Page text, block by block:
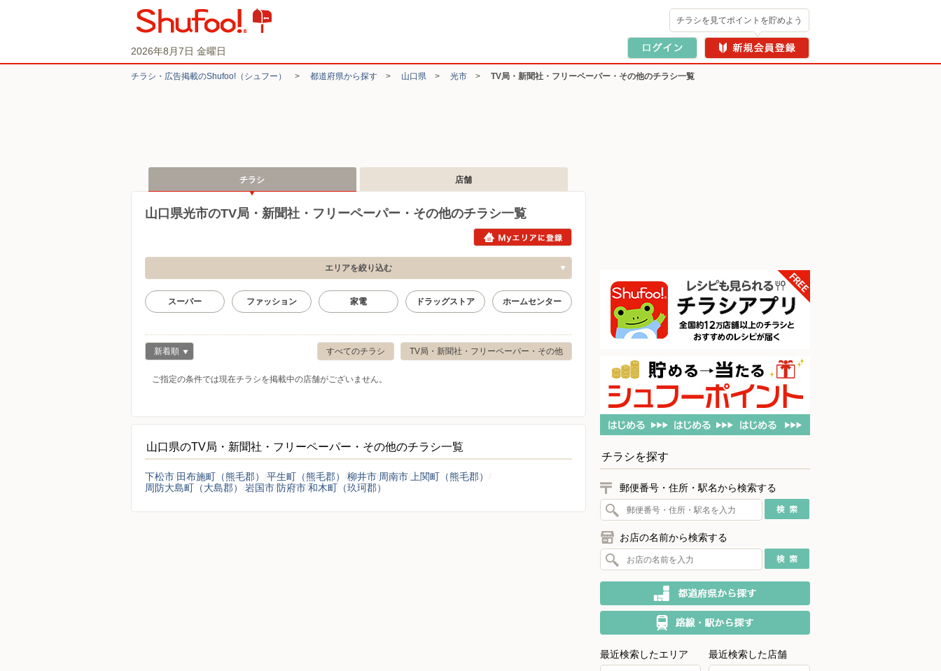
2026年8月7日 金曜日
チラシを見てポイントを貯めよう
チラシ・​広告掲載の​Shufoo!​（シュフー） > 都道府県から探す > 山口県 > 光市 > TV局・新聞社・フリーペーパー・その他のチラシ一覧
チラシ 店舗
山口県光市のTV局・新聞社・フリーペーパー・その他のチラシ一覧
エリアを絞り込む
スーパー ファッション 家電 ドラッグストア ホームセンター
TV局・新聞社・フリーペーパー・その他
すべてのチラシ
新着順
ご指定の条件では現在チラシを掲載中の店舗がございません。
山口県のTV局・新聞社・フリーペーパー・その他のチラシ一覧
下松市 田布施町（熊毛郡） 平生町（熊毛郡） 柳井市 周南市
上関町（熊毛郡）
周防大島町（大島郡）
岩国市 防府市和木町（玖珂郡）
チラシを探す
郵便番号・住所・駅名から検索する
お店の名前から検索する
最近検索したエリア 最近検索した店舗